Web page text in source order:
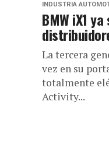
INDUSTRIA
BMW iX1
La tercera
vez en su
totalmente
Activity...